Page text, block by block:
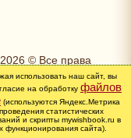
© Все права
Книга Желаний
вместе
данных
использовать наш сайт, вы
на обработку файлов
(используются Яндекс.Метрика
статистических
и скрипты mywishbook.ru в
функционирования сайта).